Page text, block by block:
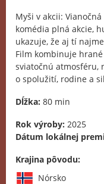
Myši v akcii:
komédia plná akcie,
ukazuje, že aj tí
Film kombinuje
sviatočnú atmosféru,
o spolužití, rodine a
Dĺžka: 80 min
Rok výroby: 2025
Dátum lokálnej
Krajina pôvodu:
Nórsko